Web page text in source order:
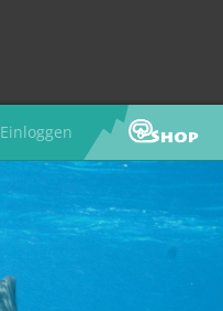
Einloggen